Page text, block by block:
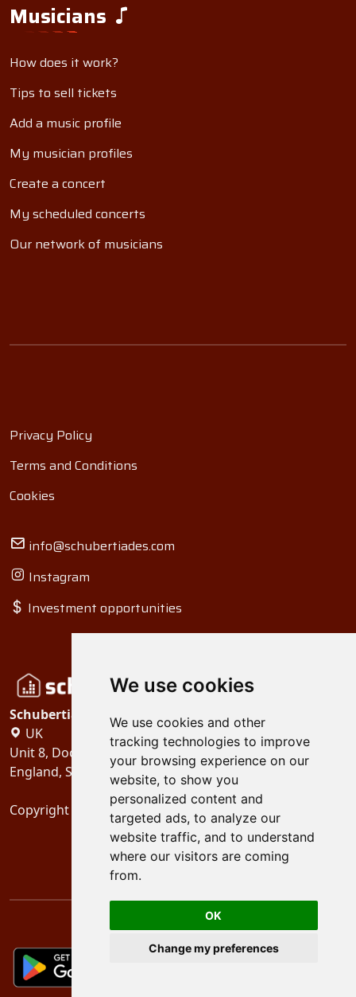
We use cookies
We use cookies and other
tracking technologies to improve
your browsing experience on our
website, to show you
personalized content and
targeted ads, to analyze our
website traffic, and to understand
where our visitors are coming
from.
OK
Change my preferences
Musicians
How does it work?
Tips to sell tickets
Add a music profile
My musician profiles
Create a concert
My scheduled concerts
Our network of musicians
Privacy Policy
Terms and Conditions
Cookies
info@schubertiades.com
Instagram
Investment opportunities
Schubertiades, Ltd.
UK
Unit 8, Dock Offices, Surrey Quays Road, London
England, SE16 2XU
Copyright 2024 Schubertiades, Ltd.